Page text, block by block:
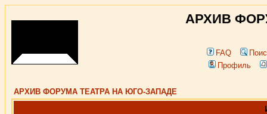
АРХИВ
FAQ
Профиль
АРХИВ ФОРУМА ТЕАТРА НА ЮГО-ЗАПАДЕ